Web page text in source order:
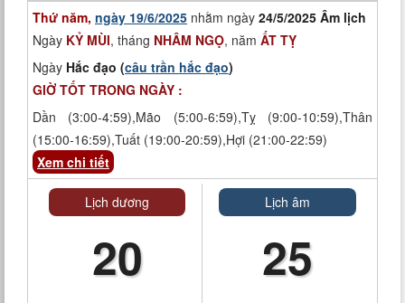
Thứ năm, ngày 19/6/2025 nhằm ngày 24/5/2025 Âm lịch
Ngày KỶ MÙI, tháng NHÂM NGỌ, năm ẤT TỴ
Ngày Hắc đạo (câu trần hắc đạo)
GIỜ TỐT TRONG NGÀY :
Dần (3:00-4:59),Mão (5:00-6:59),Tỵ (9:00-10:59),Thân
(15:00-16:59),Tuất (19:00-20:59),Hợi (21:00-22:59)
Xem chi tiết
Lịch dương
20
Lịch âm
25